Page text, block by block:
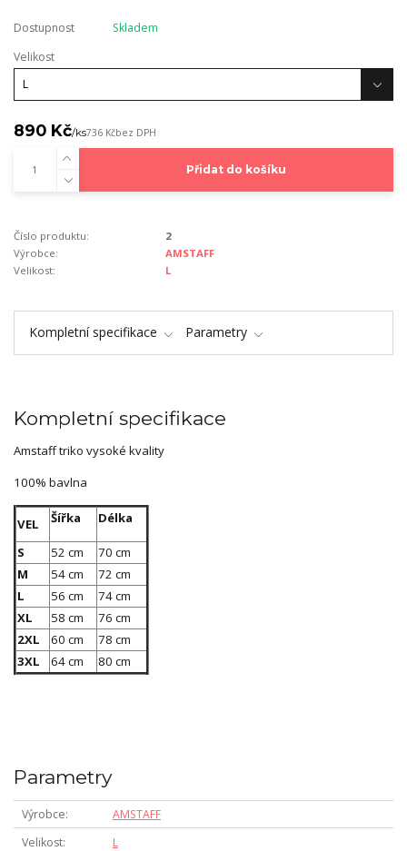
Dostupnost
Skladem
Velikost
890 Kč/ks736 Kčbez DPH
Přidat do košíku
Číslo produktu:
2
Výrobce:
AMSTAFF
Velikost:
L
Kompletní specifikace Parametry
Kompletní specifikace
Amstaff triko vysoké kvality
100% bavlna
VEL Šířka Délka
S 52 cm
70 cm
M
54 cm
72 cm
L
56 cm
74 cm
XL
58 cm
76 cm
2XL
60 cm
78 cm
3XL
64 cm 80 cm
Parametry
Výrobce
AMSTAFF
Velikost
L